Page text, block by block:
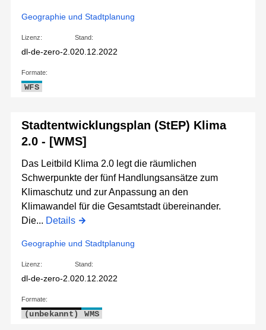
Geographie und Stadtplanung
Lizenz:
dl-de-zero-2.0
Stand:
20.12.2022
Formate:
WFS
Stadtentwicklungsplan (StEP) Klima
2.0 - [WMS]
Das Leitbild Klima 2.0 legt die räumlichen
Schwerpunkte der fünf Handlungsansätze zum
Klimaschutz und zur Anpassung an den
Klimawandel für die Gesamtstadt übereinander.
Die... Details
Geographie und Stadtplanung
Lizenz:
dl-de-zero-2.0
Stand:
20.12.2022
Formate:
(unbekannt) WMS